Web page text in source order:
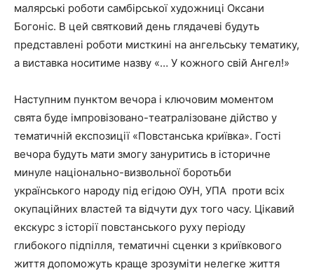
малярські роботи самбірської художниці Оксани
Богоніс. В цей святковий день глядачеві будуть
представлені роботи мисткині на ангельську тематику,
а виставка носитиме назву «… У кожного свій Ангел!»
Наступним пунктом вечора і ключовим моментом
свята буде імпровізовано-театралізоване дійство у
тематичній експозиції «Повстанська криївка». Гості
вечора будуть мати змогу зануритись в історичне
минуле національно-визвольної боротьби
українського народу під егідою ОУН, УПА проти всіх
окупаційних властей та відчути дух того часу. Цікавий
екскурс з історії повстанського руху періоду
глибокого підпілля, тематичні сценки з криївкового
життя допоможуть краще зрозуміти нелегке життя